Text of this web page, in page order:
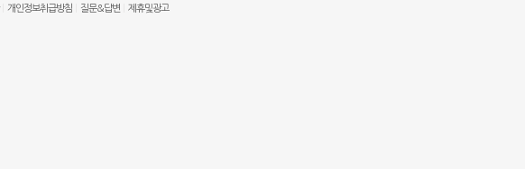
개인정보취급방침 질문&답변 제휴및광고